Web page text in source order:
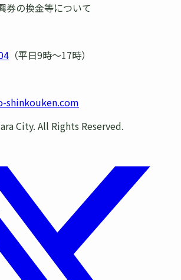
券の換金等について
（平日9時〜17時）
shinkouken.com
City. All Rights Reserved.